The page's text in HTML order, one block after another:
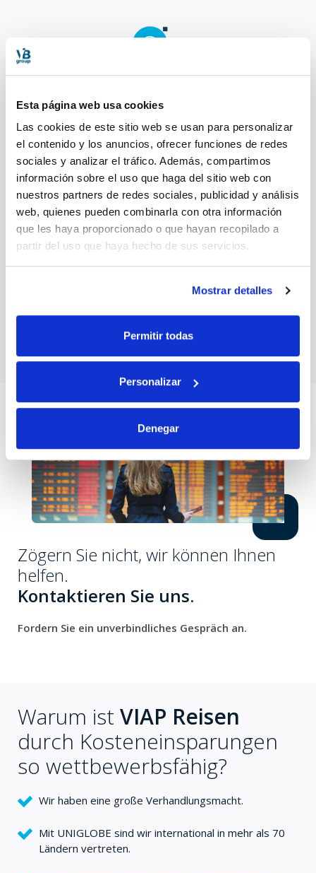
Esta página web usa cookies
Las cookies de este sitio web se usan para personalizar
el contenido y los anuncios, ofrecer funciones de redes
sociales y analizar el tráfico. Además, compartimos
información sobre el uso que haga del sitio web con
nuestros partners de redes sociales, publicidad y análisis
web, quienes pueden combinarla con otra información
que les haya proporcionado o que hayan recopilado a
partir del uso que haya hecho de sus servicios.
Mostrar detalles
Permitir todas
Personalizar
Denegar
Wir verwalten allgemeine Risikosysteme und
andere Eventualitäten. Wir analysieren und
berücksichtigen alle Bedingungen bei der
Planung unserer Reisen.
Verfügbarkeit
und von Anfang bis Ende jeder Reise. Unsere
Seelenfrieden.
Zögern Sie nicht, wir können Ihnen
helfen.
Kontaktieren Sie uns.
Fordern Sie ein unverbindliches Gespräch an.
Warum ist VIAP Reisen
durch Kosteneinsparungen
so wettbewerbsfähig?
Wir haben eine große Verhandlungsmacht.
Mit UNIGLOBE sind wir international in mehr als 70
Ländern vertreten.